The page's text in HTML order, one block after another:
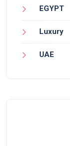
EGYPT
Luxury
UAE